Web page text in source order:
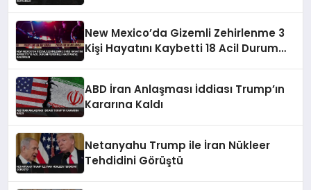
New Mexico’da Gizemli Zehirlenme 3
Kişi Hayatını Kaybetti 18 Acil Durum
ABD İran Anlaşması İddiası Trump’ın
Kararına Kaldı
Netanyahu Trump ile İran Nükleer
Tehdidini Görüştü